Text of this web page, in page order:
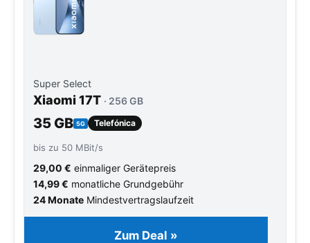
Super Select
Xiaomi 17T · 256 GB
35 GB 5G Telefónica
bis zu 50 MBit/s
29,00 € einmaliger Gerätepreis
14,99 € monatliche Grundgebühr
24 Monate Mindestvertragslaufzeit
Zum Deal »